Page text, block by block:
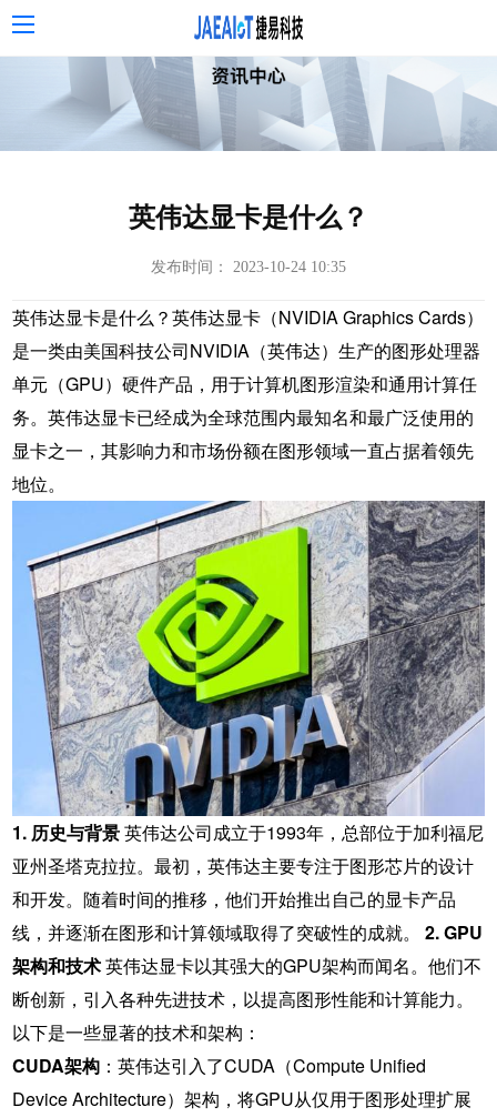
英伟达显卡是什么？
发布时间： 2023-10-24 10:35
英伟达显卡是什么？英伟达显卡（NVIDIA Graphics Cards）
是一类由美国科技公司NVIDIA（英伟达）生产的图形处理器
单元（GPU）硬件产品，用于计算机图形渲染和通用计算任
务。英伟达显卡已经成为全球范围内最知名和最广泛使用的
显卡之一，其影响力和市场份额在图形领域一直占据着领先
地位。
1. 历史与背景英伟达公司成立于1993年，总部位于加利福尼
亚州圣塔克拉拉。最初，英伟达主要专注于图形芯片的设计
和开发。随着时间的推移，他们开始推出自己的显卡产品
线，并逐渐在图形和计算领域取得了突破性的成就。 2. GPU
架构和技术英伟达显卡以其强大的GPU架构而闻名。他们不
断创新，引入各种先进技术，以提高图形性能和计算能力。
以下是一些显著的技术和架构：
CUDA架构：英伟达引入了CUDA（Compute Unified
Device Architecture）架构，将GPU从仅用于图形处理扩展